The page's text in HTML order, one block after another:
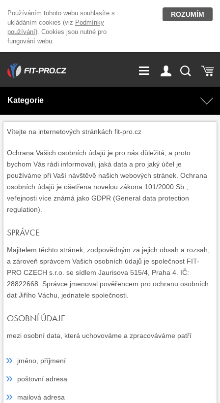
Používáním tohoto webu souhlasíte s
ukládáním cookies (viz Podmínky
používání). Cookies jsou nutné pro
fungování webu.
ROZUMÍM
GDPR
Kariéra Kontakt
Magazín
Přihlášení
Kategorie
AKCE Domácí cvičení
Doplňky stravy Fitness vybavení
OUTLET OBLEČENÍ Posilovací stroje
Značky
Vítejte na internetových stránkách fit-pro.cz
Ochrana Vašich osobních údajů je pro nás důležitá, a proto
bychom Vás rádi informovali, jaká data a pro jaký účel je
používáme při Vaší návštěvě našich webových stránek. Ochrana
osobních údajů je ošetřena novelou zákona 101/2000 Sb.,
veřejnosti více známá jako GDPR (General data protection
regulation).
SPRÁVCE
Majitelem těchto stránek, zodpovědným za jejich obsah a rozsah,
a zároveň správcem Vašich osobních údajů je společnost FIT-
PRO CZECH s.r.o. se sídlem Jaurisova 515/4, Praha 4. IČ:
28822668. Správce jmenoval pověřencem pro ochranu osobních
dat Jiřího Váchu, jednatele společnosti.
OSOBNÍ ÚDAJE
mezi osobní data, která uchovováme a zpracováváme patří
jméno, příjmení
poštovní adresa
mailová adresa